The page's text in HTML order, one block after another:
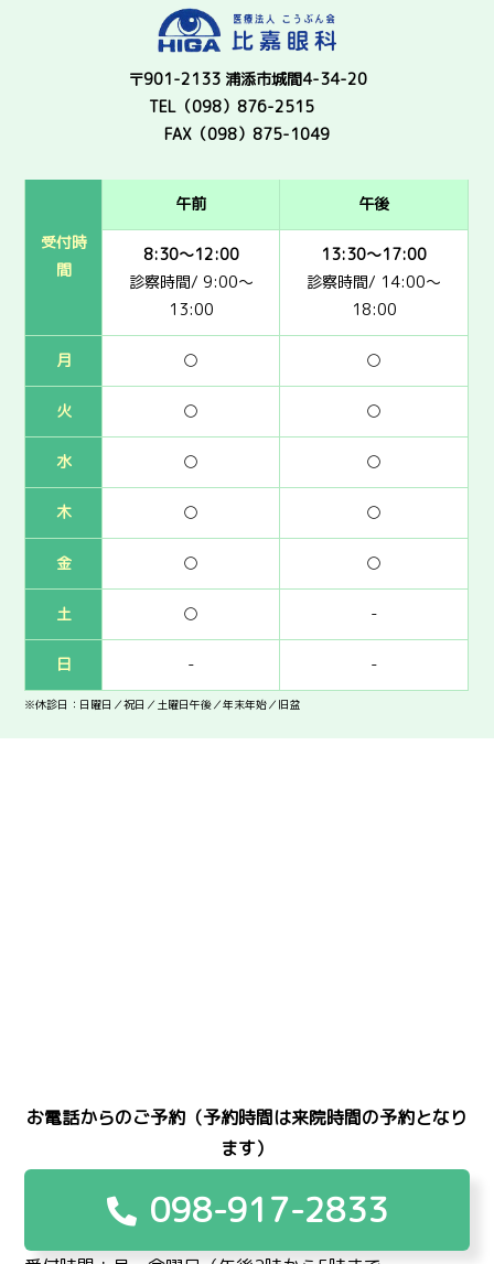
〒901-2133 浦添市城間4-34-20
TEL（098）876-2515
FAX（098）875-1049
受付時
間
午前 午後
8:30～12:00
診察時間/ 9:00～
13:00
13:30～17:00
診察時間/ 14:00～
18:00
月 ○ ○
火 ○ ○
水 ○ ○
木 ○ ○
金 ○ ○
土 ○ -
日 - -
※休診日：日曜日／祝日／土曜日午後／年末年始／旧盆
お電話からのご予約（予約時間は来院時間の予約となり
ます）
098-917-2833